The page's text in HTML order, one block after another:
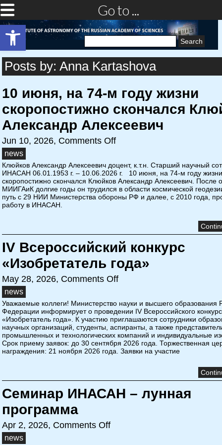
Open toolbar
Go to ...
Search
Posts by: Anna Kartashova
10 июня, на 74-м году жизни
скоропостижно скончался
Александр Алексеевич
Jun 10, 2026, Comments Off
news
Клюйков Александр Алексеевич доцент, к.т.н. Старший научный
ИНАСАН 06.01.1953 г. – 10.06.2026 г. 10 июня, на 74-м году жизни
скоропостижно скончался Клюйков Александр Алексеевич. После
МИИГАиК долгие годы он трудился в области космической
путь с 29 НИИ Министерства обороны РФ и далее, с 2010 года,
работу в ИНАСАН.
IV Всероссийский конкурс
«Изобретатель года»
May 28, 2026, Comments Off
news
Уважаемые коллеги! Министерство науки и высшего образования
Федерации информирует о проведении IV Всероссийского
«Изобретатель года». К участию приглашаются сотрудники
научных организаций, студенты, аспиранты, а также
промышленных и технологических компаний и индивидуальные
Срок приему заявок: до 30 сентября 2026 года. Торжественная
награждения: 21 ноября 2026 года. Заявки на участие
Семинар ИНАСАН – лунная
программа
Apr 2, 2026, Comments Off
news